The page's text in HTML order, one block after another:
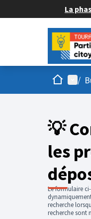
La
Accueil/
💡
les
Le formulaire
recherche
recherche sont